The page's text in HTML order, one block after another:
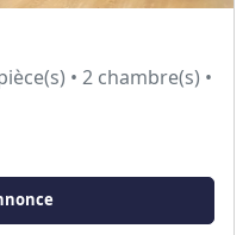
• 2 chambre(s) •